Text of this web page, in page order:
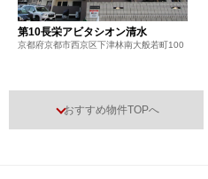
第10長栄アビタシオン清水
京都府京都市西京区下津林南大般若町100
おすすめ物件TOPへ